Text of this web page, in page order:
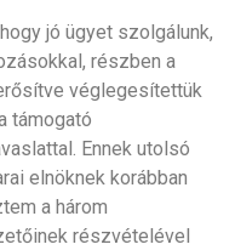
jó ügyet szolgálunk,
részben a
véglegesítettük
támogató
Ennek utolsó
elnöknek korábban
a három
részvételével